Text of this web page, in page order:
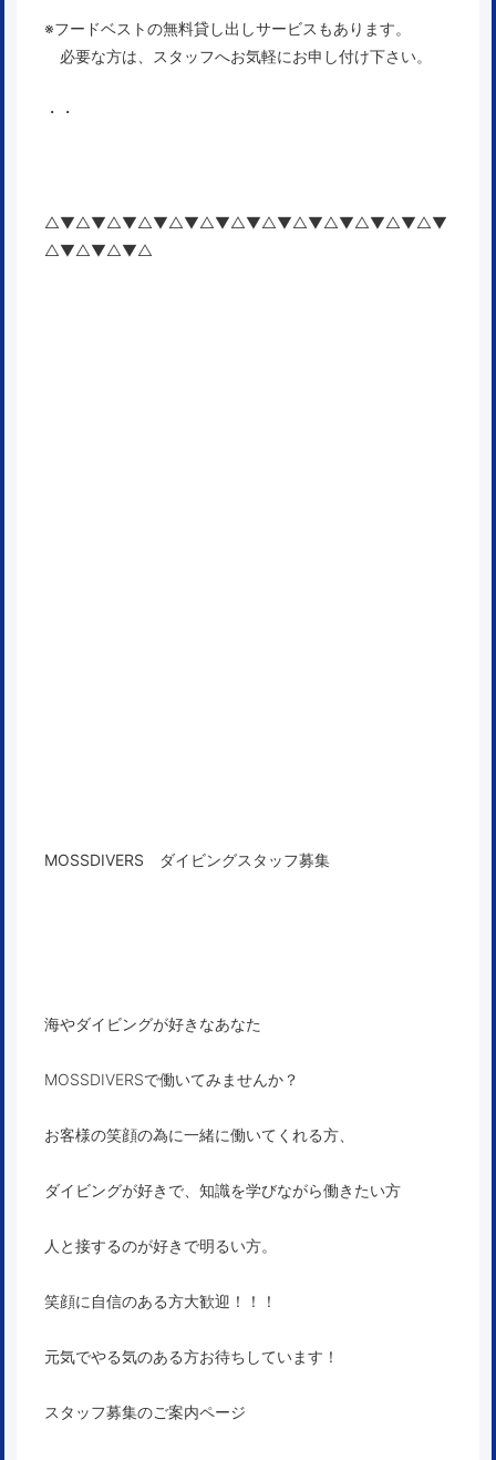
※フードベストの無料貸し出しサービスもあります。
必要な方は、スタッフへお気軽にお申し付け下さい。
・・
△▼△▼△▼△▼△▼△▼△▼△▼△▼△▼△▼△▼△▼
△▼△▼△▼△
MOSSDIVERS ダイビングスタッフ募集
海やダイビングが好きなあなた
MOSSDIVERSで働いてみませんか？
お客様の笑顔の為に一緒に働いてくれる方、
ダイビングが好きで、知識を学びながら働きたい方
人と接するのが好きで明るい方。
笑顔に自信のある方大歓迎！！！
元気でやる気のある方お待ちしています！
スタッフ募集のご案内ページ